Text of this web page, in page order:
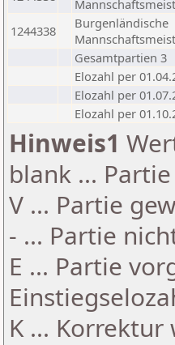
1244338
Burgenländische
Gesamtpartien 3
Elozahl per
Elozahl per
Elozahl per
Hinweis1
blank ...
V ... Partie
- ... Partie
E ... Partie
K ...